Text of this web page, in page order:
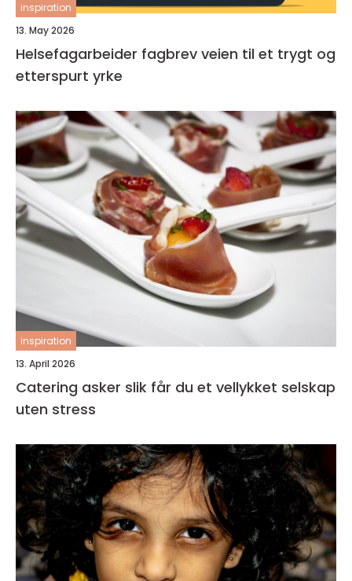
inspiration
13. May 2026
Helsefagarbeider fagbrev veien til et trygt og
etterspurt yrke
inspiration
13. April 2026
Catering asker slik får du et vellykket selskap
uten stress